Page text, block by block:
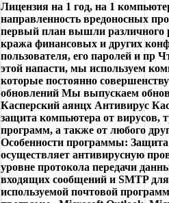
Лицензия на 1 год, на 1
направленность вредоносных
первый план вышли различного
кража финансовых и других
пользователя, его паролей и пр
этой напасти, мы используем
которые постоянно
обновлений Мы выпускаем
Касперский аянцх Антивирус
защита компьютера от вирусов,
программ, а также от любого
Особенности программы:
осуществляет антивирусную
уровне протокола передачи
входящих сообщений и SMTP
используемой почтовой